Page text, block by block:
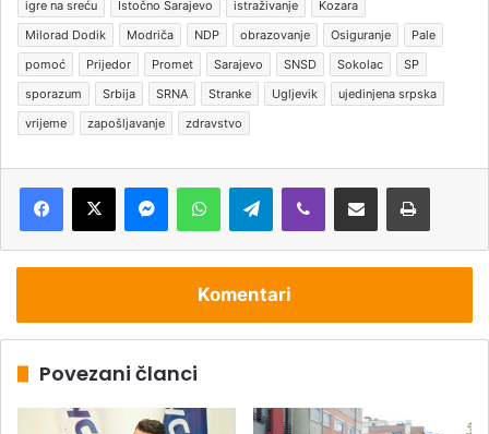
igre na sreću
Istočno Sarajevo istraživanje
Kozara
Milorad Dodik
Modriča NDP obrazovanje Osiguranje
Pale
pomoć
Prijedor Promet Sarajevo SNSD Sokolac
SP
sporazum
Srbija SRNA Stranke Ugljevik
ujedinjena srpska
vrijeme
zapošljavanje zdravstvo
Telegram
Komentari
Povezani članci